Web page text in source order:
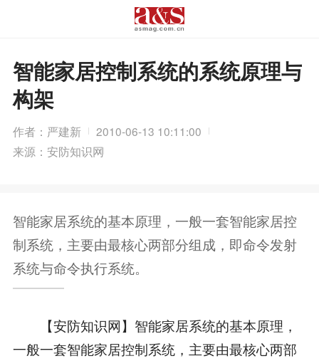
智能家居控制系统的系统原理与
构架
作者：严建新
2010-06-13 10:11:00
来源：安防知识网
智能家居系统的基本原理，一般一套智能家居控
制系统，主要由最核心两部分组成，即命令发射
系统与命令执行系统。
【安防知识网】智能家居系统的基本原理，
一般一套智能家居控制系统，主要由最核心两部